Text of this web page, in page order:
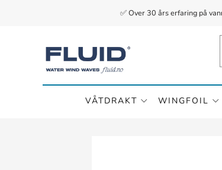
✅ Over 30 års erfaring på
VÅTDRAKT WINGFOIL